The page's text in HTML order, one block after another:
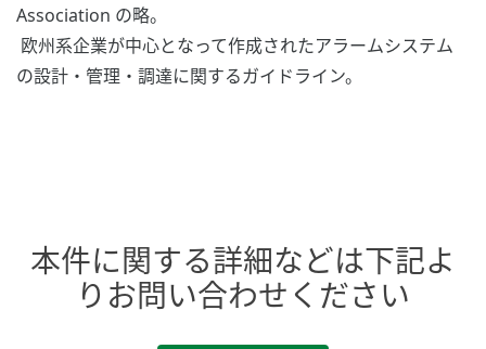
Association の略。
欧州系企業が中心となって作成されたアラームシステム
の設計・管理・調達に関するガイドライン。
本件に関する詳細などは下記よ
りお問い合わせください